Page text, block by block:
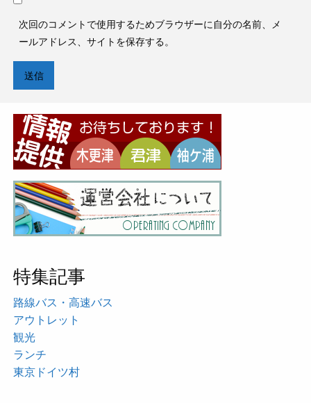
次回のコメントで使用するためブラウザーに自分の名前、メ
ールアドレス、サイトを保存する。
特集記事
路線バス・高速バス
アウトレット
観光
ランチ
東京ドイツ村